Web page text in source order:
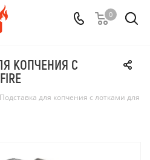
0
КОПЧЕНИЯ С
для копчения с лотками для